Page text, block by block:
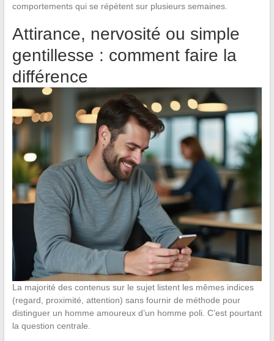
comportements qui se répètent sur plusieurs semaines.
Attirance, nervosité ou simple
gentillesse : comment faire la
différence
La majorité des contenus sur le sujet listent les mêmes indices
(regard, proximité, attention) sans fournir de méthode pour
distinguer un homme amoureux d’un homme poli. C’est pourtant
la question centrale.